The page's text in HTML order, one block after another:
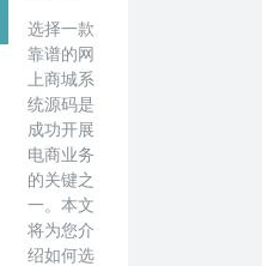
选择一款
靠谱的网
上商城系
统源码是
成功开展
电商业务
的关键之
一。本文
将为您介
绍如何选